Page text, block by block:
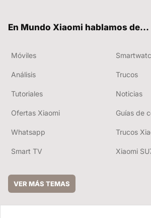
En Mundo Xiaomi hablamos de...
Móviles
Análisis Trucos
Tutoriales Noticias
Ofertas Xiaomi Guías de
Whatsapp Trucos
Smart TV Xiaomi
VER MÁS TEMAS